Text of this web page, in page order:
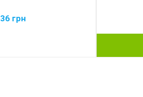
грн